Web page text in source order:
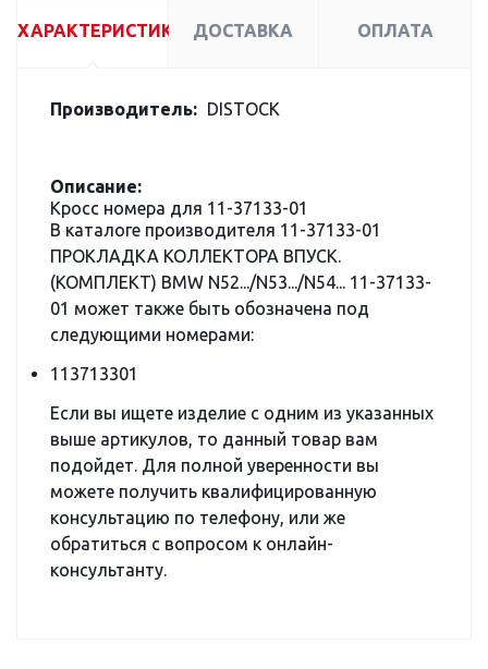
ХАРАКТЕРИСТИКИ ДОСТАВКА ОПЛАТА
Производитель: DISTOCK
Описание:
Кросс номера для 11-37133-01
В каталоге производителя 11-37133-01
ПРОКЛАДКА КОЛЛЕКТОРА ВПУСК.
(КОМПЛЕКТ) BMW N52.../N53.../N54... 11-37133-
01 может также быть обозначена под
следующими номерами:
113713301
Если вы ищете изделие с одним из указанных
выше артикулов, то данный товар вам
подойдет. Для полной уверенности вы
можете получить квалифицированную
консультацию по телефону, или же
обратиться с вопросом к онлайн-
консультанту.